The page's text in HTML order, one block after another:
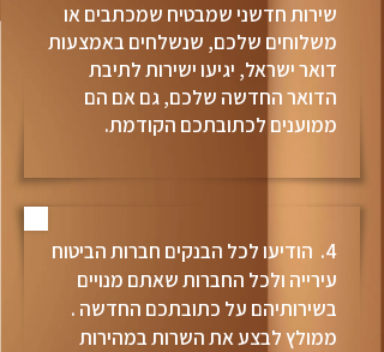
4. הודיעו לכל הבנקים חברות הביטוח
עירייה ולכל החברות שאתם מנויים
בשירותיהם על כתובתכם החדשה .
ממולץ לבצע את השרות במהירות
שירות חדשני שמבטיח שמכתבים או
משלוחים שלכם, שנשלחים באמצעות
דואר ישראל, יגיעו ישירות לתיבת
הדואר החדשה שלכם, גם אם הם
ממוענים לכתובתכם הקודמת.